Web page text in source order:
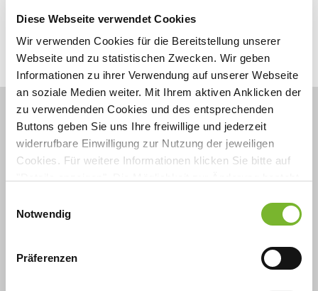
Diese Webseite verwendet Cookies
Wir verwenden Cookies für die Bereitstellung unserer
Webseite und zu statistischen Zwecken. Wir geben
Informationen zu ihrer Verwendung auf unserer Webseite
an soziale Medien weiter. Mit Ihrem aktiven Anklicken der
zu verwendenden Cookies und des entsprechenden
Buttons geben Sie uns Ihre freiwillige und jederzeit
widerrufbare Einwilligung zur Nutzung der jeweiligen
Cookies. Für weitere Informationen klicken Sie bitte auf
Datenschutzerklärung
Notwendig
Präferenzen
Weiterbildungsprüfungen und die Fortbildungspunkte,
Weiterbildungsbefugnis und Kursweiterbildungen.